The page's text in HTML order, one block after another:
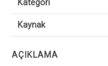
Kategori
Kaynak
AÇIKLAMA